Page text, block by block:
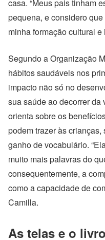
casa. “Meus pais tinham
pequena, e considero
minha formação cultural e
Segundo a Organização
hábitos saudáveis nos
impacto não só no
sua saúde ao decorrer
orienta sobre os
podem trazer às
ganho de vocabulário. “
muito mais palavras do
consequentemente, a
como a capacidade de
Camilla.
As telas e o